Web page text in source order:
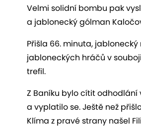
Velmi solidní bombu pak
a jablonecký gólman
Přišla 66. minuta,
jabloneckých hráčů v
trefil.
Z Baníku bylo cítit
a vyplatilo se. Ještě než
Klíma z pravé strany našel